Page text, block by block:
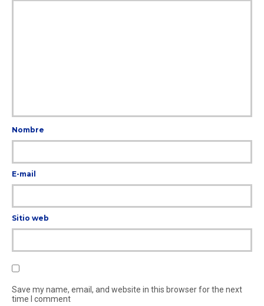
Nombre
E-mail
Sitio web
Save my name, email, and website in this browser for the next
time I comment